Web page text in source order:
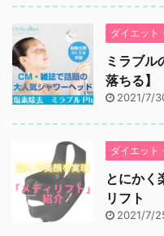
ダイエット
ミラブル
落ちる】
2021/7/
ダイエット
とにかく
リフト
2021/7/